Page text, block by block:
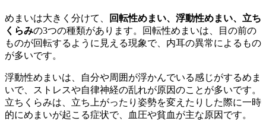
めまいは大きく分けて、
回転性めまい、浮動性めまい、立ち
くらみの3つの種類があります。回転性めまいは、目の前の
ものが回転するように見える現象で、内耳の異常によるもの
が多いです。
浮動性めまいは、自分や周囲が浮かんでいる感じがするめま
いで、ストレスや自律神経の乱れが原因のことが多いです。
立ちくらみは、立ち上がったり姿勢を変えたりした際に一時
的にめまいが起こる症状で、血圧や貧血が主な原因です。